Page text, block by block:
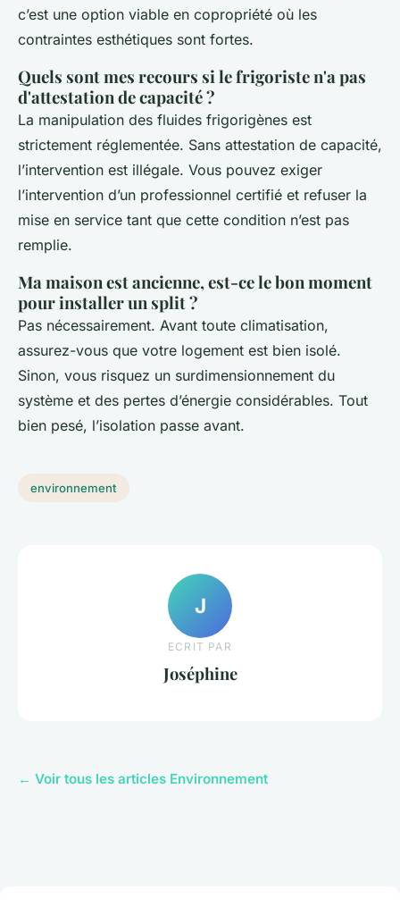
c’est une option viable en copropriété où les
contraintes esthétiques sont fortes.
Quels sont mes recours si le frigoriste n'a pas
d'attestation de capacité ?
La manipulation des fluides frigorigènes est
strictement réglementée. Sans attestation de capacité,
l’intervention est illégale. Vous pouvez exiger
l’intervention d’un professionnel certifié et refuser la
mise en service tant que cette condition n’est pas
remplie.
Ma maison est ancienne, est-ce le bon moment
pour installer un split ?
Pas nécessairement. Avant toute climatisation,
assurez-vous que votre logement est bien isolé.
Sinon, vous risquez un surdimensionnement du
système et des pertes d’énergie considérables. Tout
bien pesé, l’isolation passe avant.
environnement
J
ECRIT PAR
Joséphine
← Voir tous les articles Environnement